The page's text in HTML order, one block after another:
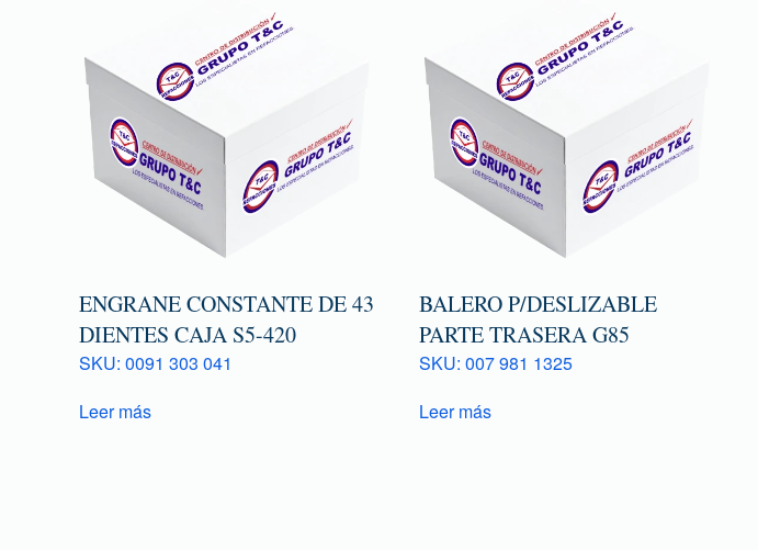
ENGRANE CONSTANTE DE 43
DIENTES CAJA S5-420
SKU: 0091 303 041
Leer más
BALERO P/DESLIZABLE
PARTE TRASERA G85
SKU: 007 981 1325
Leer más